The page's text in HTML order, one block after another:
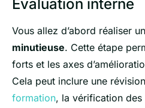
Évaluation interne
Vous allez d’abord réaliser
minutieuse. Cette étape
forts et les axes
Cela peut inclure une
formation, la vérification